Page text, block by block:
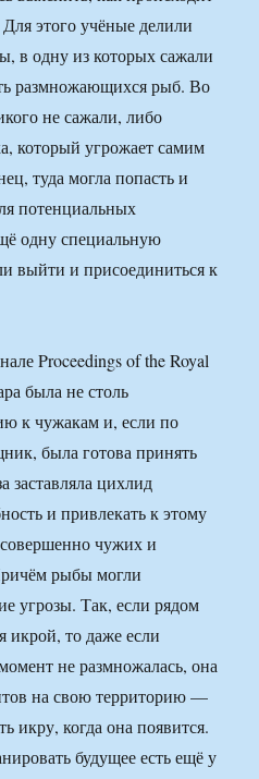
этого учёные делили
в одну из которых сажали
размножающихся рыб. Во
не сажали, либо
который угрожает самим
туда могла попасть и
потенциальных
одну специальную
выйти и присоединиться к
Proceedings of the Royal
была не столь
к чужакам и, если по
была готова принять
заставляла цихлид
и привлекать к этому
чужих и
рыбы могли
угрозы. Так, если рядом
то даже если
не размножалась, она
на свою территорию —
икру, когда она появится.
будущее есть ещё у